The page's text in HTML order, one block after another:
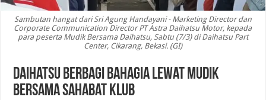
Sambutan hangat dari Sri Agung Handayani - Marketing Director dan
Corporate Communication Director PT Astra Daihatsu Motor, kepada
para peserta Mudik Bersama Daihatsu, Sabtu (7/3) di Daihatsu Part
Center, Cikarang, Bekasi. (GI)
Daihatsu Berbagi Bahagia Lewat Mudik
Bersama Sahabat Klub